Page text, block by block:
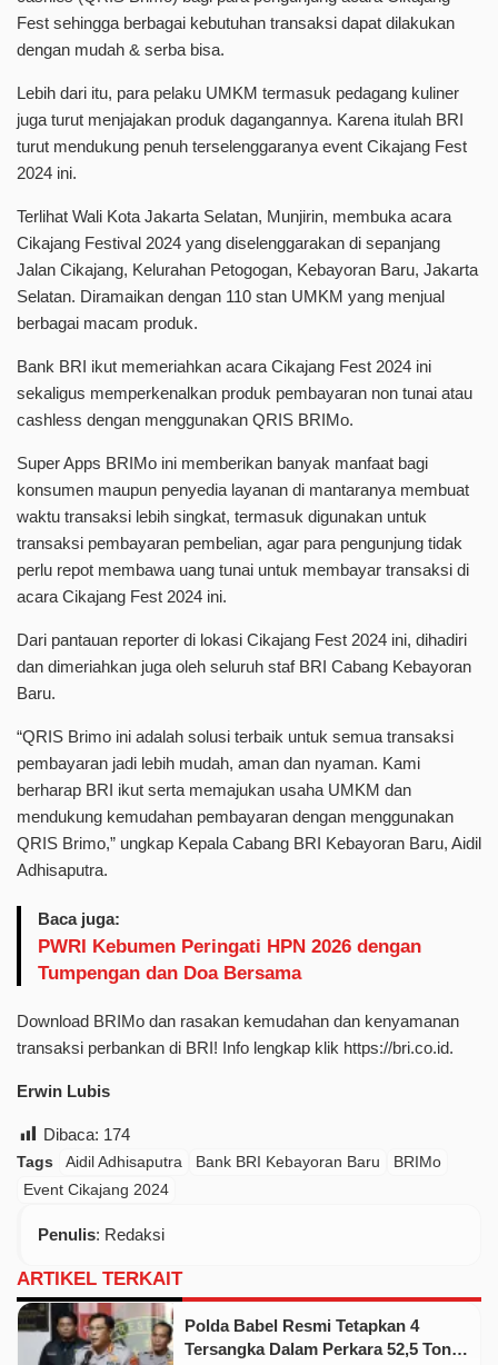
Fest sehingga berbagai kebutuhan transaksi dapat dilakukan
dengan mudah & serba bisa.
Lebih dari itu, para pelaku UMKM termasuk pedagang kuliner
juga turut menjajakan produk dagangannya. Karena itulah BRI
turut mendukung penuh terselenggaranya event Cikajang Fest
2024 ini.
Terlihat Wali Kota Jakarta Selatan, Munjirin, membuka acara
Cikajang Festival 2024 yang diselenggarakan di sepanjang
Jalan Cikajang, Kelurahan Petogogan, Kebayoran Baru, Jakarta
Selatan. Diramaikan dengan 110 stan UMKM yang menjual
berbagai macam produk.
Bank BRI ikut memeriahkan acara Cikajang Fest 2024 ini
sekaligus memperkenalkan produk pembayaran non tunai atau
cashless dengan menggunakan QRIS BRIMo.
Super Apps BRIMo ini memberikan banyak manfaat bagi
konsumen maupun penyedia layanan di mantaranya membuat
waktu transaksi lebih singkat, termasuk digunakan untuk
transaksi pembayaran pembelian, agar para pengunjung tidak
perlu repot membawa uang tunai untuk membayar transaksi di
acara Cikajang Fest 2024 ini.
Dari pantauan reporter di lokasi Cikajang Fest 2024 ini, dihadiri
dan dimeriahkan juga oleh seluruh staf BRI Cabang Kebayoran
Baru.
“QRIS Brimo ini adalah solusi terbaik untuk semua transaksi
pembayaran jadi lebih mudah, aman dan nyaman. Kami
berharap BRI ikut serta memajukan usaha UMKM dan
mendukung kemudahan pembayaran dengan menggunakan
QRIS Brimo,” ungkap Kepala Cabang BRI Kebayoran Baru, Aidil
Adhisaputra.
Baca juga:
PWRI Kebumen Peringati HPN 2026 dengan
Tumpengan dan Doa Bersama
Download BRIMo dan rasakan kemudahan dan kenyamanan
transaksi perbankan di BRI! Info lengkap klik https://bri.co.id.
Erwin Lubis
Dibaca: 174
Tags Aidil Adhisaputra Bank BRI Kebayoran Baru
BRIMo
Event Cikajang 2024
Penulis: Redaksi
ARTIKEL TERKAIT
Polda Babel Resmi Tetapkan 4
Tersangka Dalam Perkara 52,5 Ton